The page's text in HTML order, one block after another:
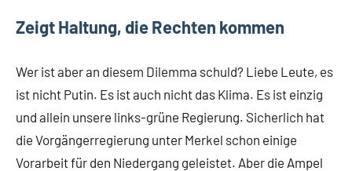
Zeigt Haltung, die Rechten kommen
Wer ist aber an diesem Dilemma schuld? Liebe Leute, es
ist nicht Putin. Es ist auch nicht das Klima. Es ist einzig
und allein unsere links-grüne Regierung. Sicherlich hat
die Vorgängerregierung unter Merkel schon einige
Vorarbeit für den Niedergang geleistet. Aber die Ampel